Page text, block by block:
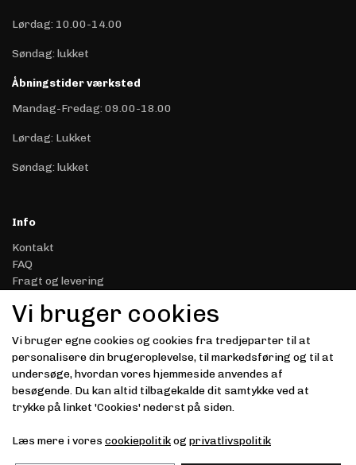
Lørdag: 10.00-14.00
Søndag: lukket
Åbningstider værksted
Mandag-Fredag: 09.00-18.00
Lørdag: Lukket
Søndag: lukket
Info
Kontakt
FAQ
Fragt og levering
Handelsbetingelser
Datasikkerhed & Privatliv
Gavekort
Om Driver.dk
Kunde login
Modtag vores nyhedsbrev via e-mail
Tilmeld
Vi bruger cookies
Vi bruger egne cookies og cookies fra tredjeparter til at
personalisere din brugeroplevelse, til markedsføring og til at
undersøge, hvordan vores hjemmeside anvendes af
besøgende. Du kan altid tilbagekalde dit samtykke ved at
trykke på linket 'Cookies' nederst på siden.
Læs mere i vores cookiepolitikog privatlivspolitik